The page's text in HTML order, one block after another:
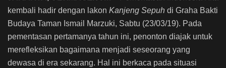
kembali hadir dengan lakon Kanjeng Sepuh di Graha Bakti
Budaya Taman Ismail Marzuki, Sabtu (23/03/19). Pada
pementasan pertamanya tahun ini, penonton diajak untuk
merefleksikan bagaimana menjadi seseorang yang
dewasa di era sekarang. Hal ini berkaca pada situasi